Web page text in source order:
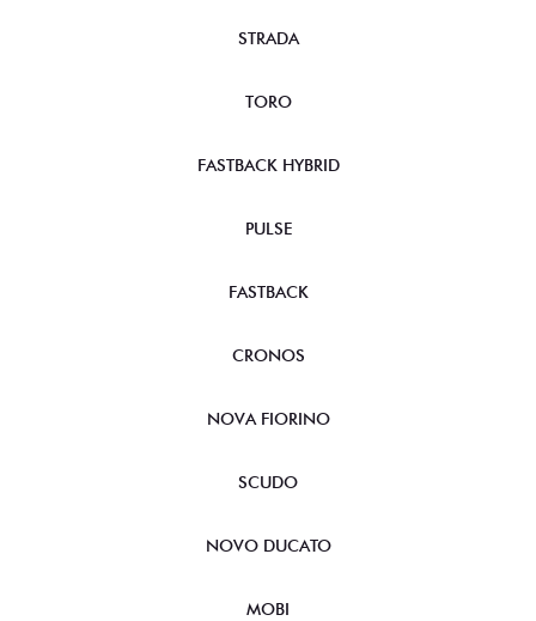
STRADA
TORO
FASTBACK HYBRID
PULSE
FASTBACK
CRONOS
NOVA FIORINO
SCUDO
NOVO DUCATO
MOBI